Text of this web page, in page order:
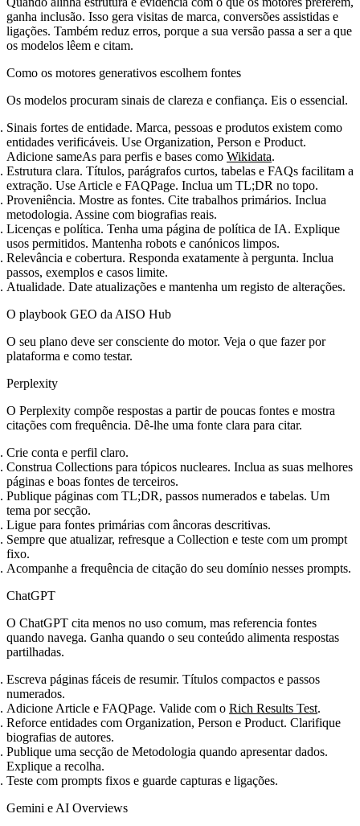
ganha inclusão. Isso gera visitas de marca, conversões assistidas e
ligações. Também reduz erros, porque a sua versão passa a ser a que
os modelos lêem e citam.
Como os motores generativos escolhem fontes
Os modelos procuram sinais de clareza e confiança. Eis o essencial.
Sinais fortes de entidade. Marca, pessoas e produtos existem como
entidades verificáveis. Use Organization, Person e Product.
Adicione sameAs para perfis e bases como Wikidata.
Estrutura clara. Títulos, parágrafos curtos, tabelas e FAQs facilitam a
extração. Use Article e FAQPage. Inclua um TL;DR no topo.
Proveniência. Mostre as fontes. Cite trabalhos primários. Inclua
metodologia. Assine com biografias reais.
Licenças e política. Tenha uma página de política de IA. Explique
usos permitidos. Mantenha robots e canónicos limpos.
Relevância e cobertura. Responda exatamente à pergunta. Inclua
passos, exemplos e casos limite.
Atualidade. Date atualizações e mantenha um registo de alterações.
O playbook GEO da AISO Hub
O seu plano deve ser consciente do motor. Veja o que fazer por
plataforma e como testar.
Perplexity
O Perplexity compõe respostas a partir de poucas fontes e mostra
citações com frequência. Dê‑lhe uma fonte clara para citar.
Crie conta e perfil claro.
Construa Collections para tópicos nucleares. Inclua as suas melhores
páginas e boas fontes de terceiros.
Publique páginas com TL;DR, passos numerados e tabelas. Um
tema por secção.
Ligue para fontes primárias com âncoras descritivas.
Sempre que atualizar, refresque a Collection e teste com um prompt
fixo.
Acompanhe a frequência de citação do seu domínio nesses prompts.
ChatGPT
O ChatGPT cita menos no uso comum, mas referencia fontes
quando navega. Ganha quando o seu conteúdo alimenta respostas
partilhadas.
Escreva páginas fáceis de resumir. Títulos compactos e passos
numerados.
Adicione Article e FAQPage. Valide com o Rich Results Test.
Reforce entidades com Organization, Person e Product. Clarifique
biografias de autores.
Publique uma secção de Metodologia quando apresentar dados.
Explique a recolha.
Teste com prompts fixos e guarde capturas e ligações.
Gemini e AI Overviews